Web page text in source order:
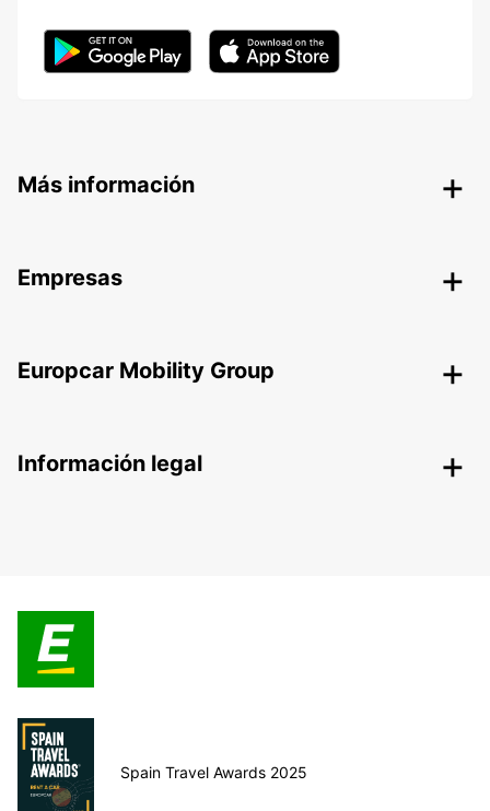
Más información
Empresas
Europcar Mobility Group
Información legal
Spain Travel Awards 2025